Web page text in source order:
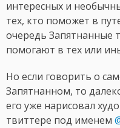
интересных и
тех, кто поможет в
очередь Запятнанные
помогают в тех или
Но если говорить о
Запятнанном, то
его уже нарисовал
твиттере под именем